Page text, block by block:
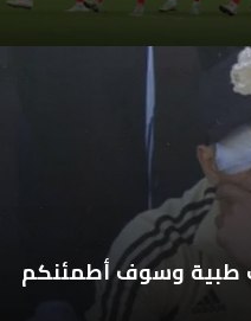
طبية وسوف أطمئنكم